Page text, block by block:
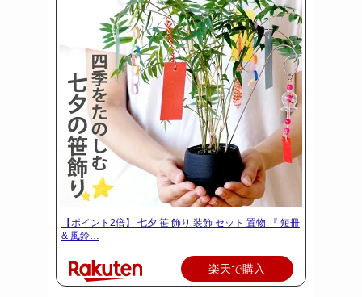
【ポイント2倍】 七夕 笹 飾り 装飾 セット 置物 『 短冊
& 風鈴…
楽天で購入